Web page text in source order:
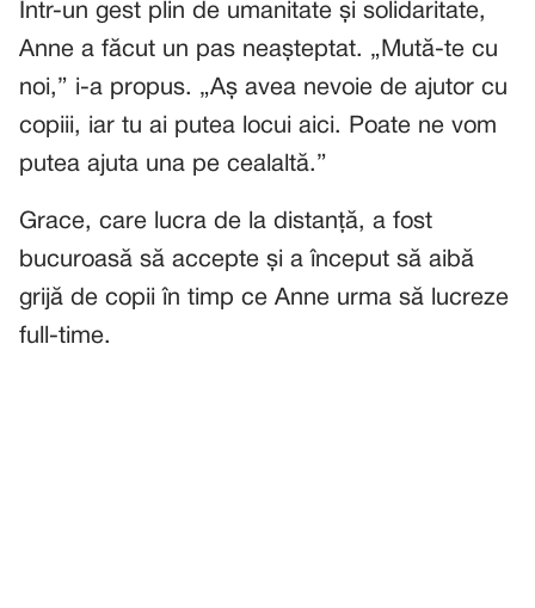
Într-un gest plin de umanitate și solidaritate,
Anne a făcut un pas neașteptat. „Mută-te cu
noi,” i-a propus. „Aș avea nevoie de ajutor cu
copiii, iar tu ai putea locui aici. Poate ne vom
putea ajuta una pe cealaltă.”
Grace, care lucra de la distanță, a fost
bucuroasă să accepte și a început să aibă
grijă de copii în timp ce Anne urma să lucreze
full-time.